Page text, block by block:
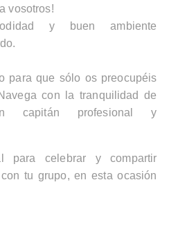
vosotros!
y buen ambiente
para que sólo os preocupéis
con la tranquilidad de
capitán profesional y
para celebrar y compartir
tu grupo, en esta ocasión